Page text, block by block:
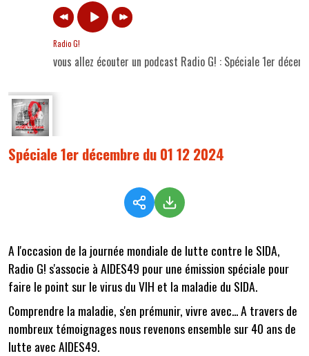
Radio G!
vous allez écouter un podcast Radio G! : Spéciale 1er
Spéciale 1er décembre du 01 12 2024
A l'occasion de la journée mondiale de lutte contre le SIDA,
Radio G! s'associe à AIDES49 pour une émission spéciale pour
faire le point sur le virus du VIH et la maladie du SIDA.
Comprendre la maladie, s'en prémunir, vivre avec... A travers de
nombreux témoignages nous revenons ensemble sur 40 ans de
lutte avec AIDES49.